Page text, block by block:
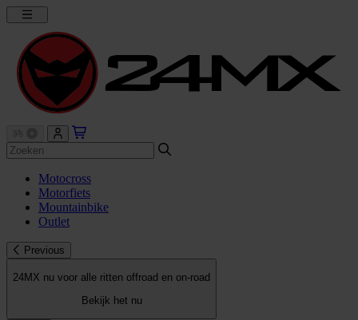
Motocross
Motorfiets
Mountainbike
Outlet
Previous
24MX nu voor alle ritten offroad en on-road
Bekijk het nu